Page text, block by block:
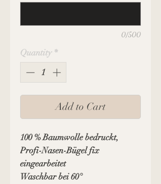
0/500
Quantity *
Add to Cart
100 % Baumwolle bedruckt,
Profi-Nasen-Bügel fix
eingearbeitet
Waschbar bei 60°